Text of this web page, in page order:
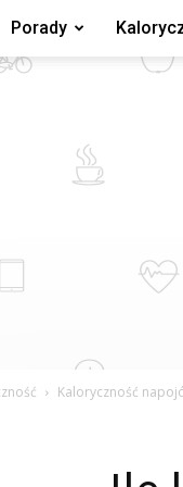
Porady
Kaloryczność